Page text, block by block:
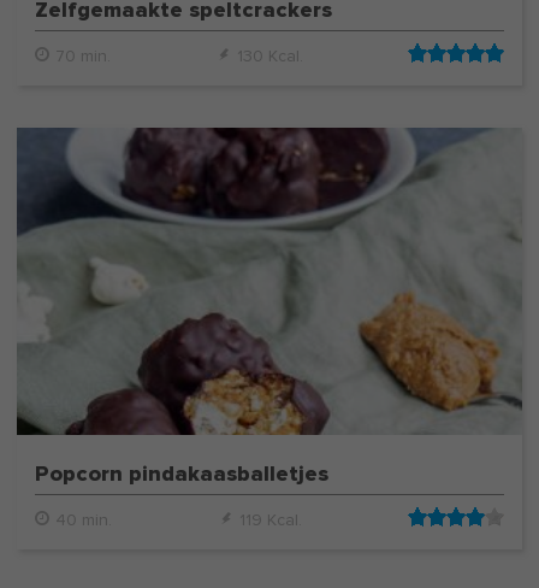
Zelfgemaakte speltcrackers
70 min. 130 Kcal.
Popcorn pindakaasballetjes
40 min. 119 Kcal.